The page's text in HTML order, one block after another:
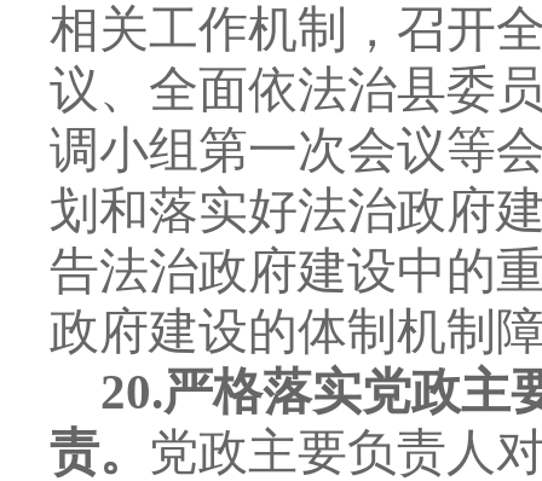
相关工作机制，召开
议、全面依法治县委
调小组第一次会议等
划和落实好法治政府
告法治政府建设中的
政府建设的体制机制
20.严格落实党政主
责。 党政主要负责人